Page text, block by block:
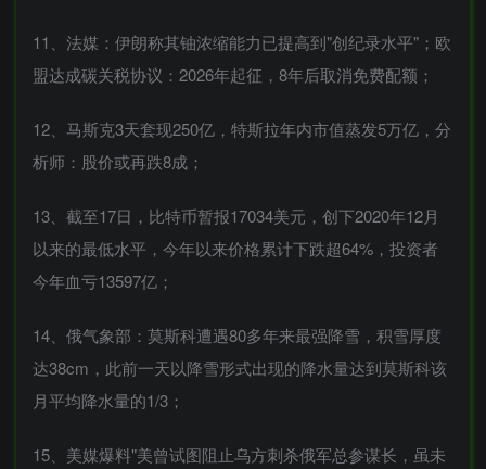
11、法媒：伊朗称其铀浓缩能力已提高到"创纪录水平"；欧
盟达成碳关税协议：2026年起征，8年后取消免费配额；
12、马斯克3天套现250亿，特斯拉年内市值蒸发5万亿，分
析师：股价或再跌8成；
13、截至17日，比特币暂报17034美元，创下2020年12月
以来的最低水平，今年以来价格累计下跌超64%，投资者
今年血亏13597亿；
14、俄气象部：莫斯科遭遇80多年来最强降雪，积雪厚度
达38cm，此前一天以降雪形式出现的降水量达到莫斯科该
月平均降水量的1/3；
15、美媒爆料"美曾试图阻止乌方刺杀俄军总参谋长，虽未